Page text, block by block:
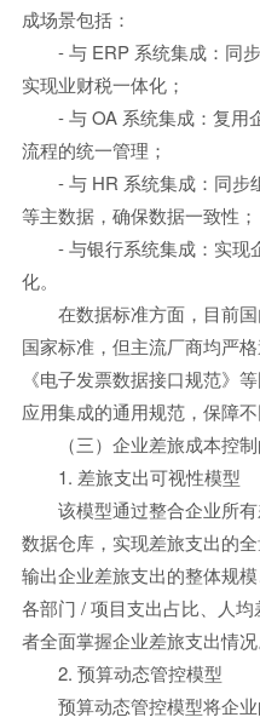
成场景包括：
- 与 ERP 系统集成：同
实现业财税一体化；
- 与 OA 系统集成：复用
流程的统一管理；
- 与 HR 系统集成：同步
等主数据，确保数据一致性；
- 与银行系统集成：实现
化。
在数据标准方面，目前
国家标准，但主流厂商均严
《电子发票数据接口规范》
应用集成的通用规范，保障不
（三）企业差旅成本控
1. 差旅支出可视性模型
该模型通过整合企业所
数据仓库，实现差旅支出的
输出企业差旅支出的整体规
各部门 / 项目支出占比、人
者全面掌握企业差旅支出情况
2. 预算动态管控模型
预算动态管控模型将企